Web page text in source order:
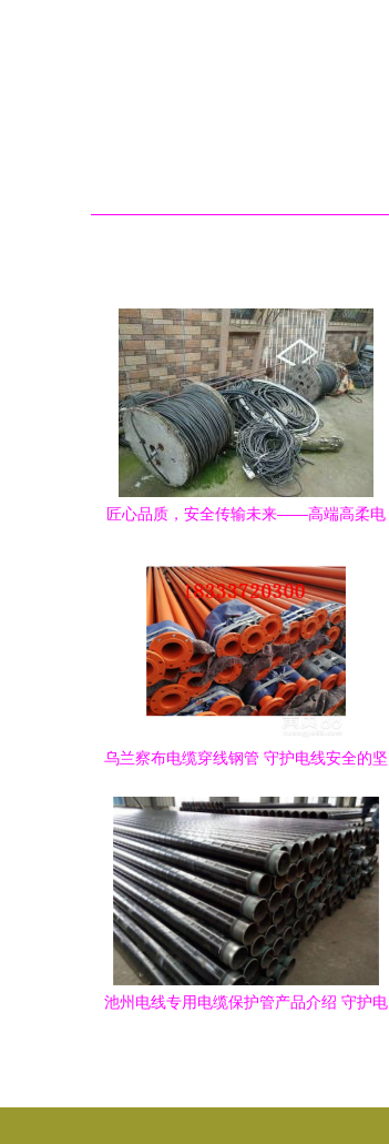
匠心品质，安全传输未来——高端高柔电
乌兰察布电缆穿线钢管 守护电线安全的坚
池州电线专用电缆保护管产品介绍 守护电